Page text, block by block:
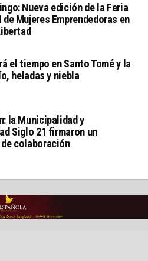
Nueva edición de la Feria
Mujeres Emprendedoras en
el tiempo en Santo Tomé y la
heladas y niebla
la Municipalidad y
Siglo 21 firmaron un
colaboración